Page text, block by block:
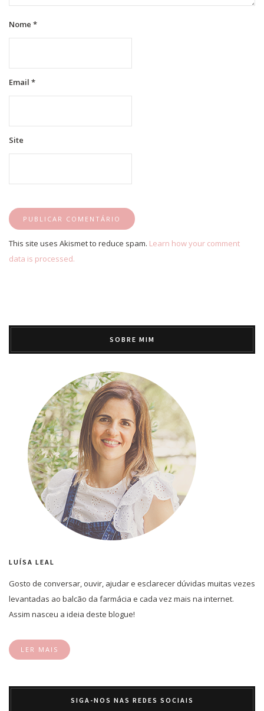
Nome *
Email *
Site
This site uses Akismet to reduce spam. Learn how your comment
data is processed.
SOBRE MIM
LUÍSA LEAL
Gosto de conversar, ouvir, ajudar e esclarecer dúvidas muitas vezes
levantadas ao balcão da farmácia e cada vez mais na internet.
Assim nasceu a ideia deste blogue!
LER MAIS
SIGA-NOS NAS REDES SOCIAIS